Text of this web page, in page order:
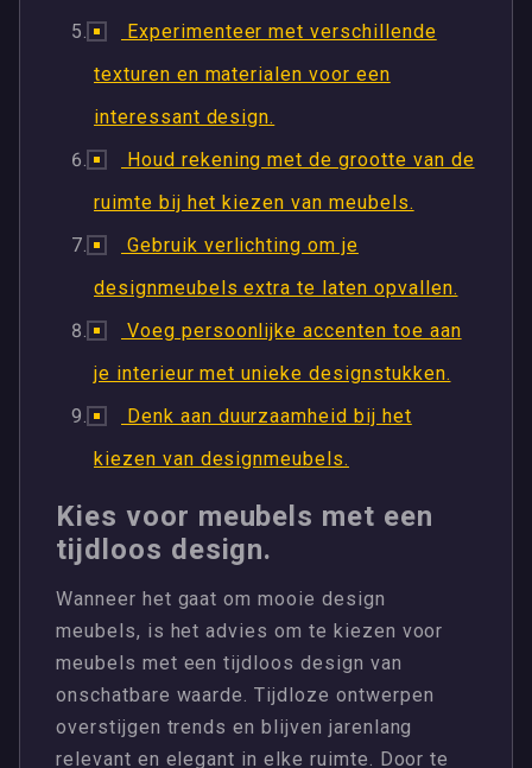
Experimenteer met verschillende
texturen en materialen voor een
interessant design.
Houd rekening met de grootte van de
ruimte bij het kiezen van meubels.
Gebruik verlichting om je
designmeubels extra te laten opvallen.
Voeg persoonlijke accenten toe aan
je interieur met unieke designstukken.
Denk aan duurzaamheid bij het
kiezen van designmeubels.
Kies voor meubels met een
tijdloos design.
Wanneer het gaat om mooie design
meubels, is het advies om te kiezen voor
meubels met een tijdloos design van
onschatbare waarde. Tijdloze ontwerpen
overstijgen trends en blijven jarenlang
relevant en elegant in elke ruimte. Door te